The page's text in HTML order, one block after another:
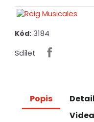
Kód: 3184
Sdílet
Popis